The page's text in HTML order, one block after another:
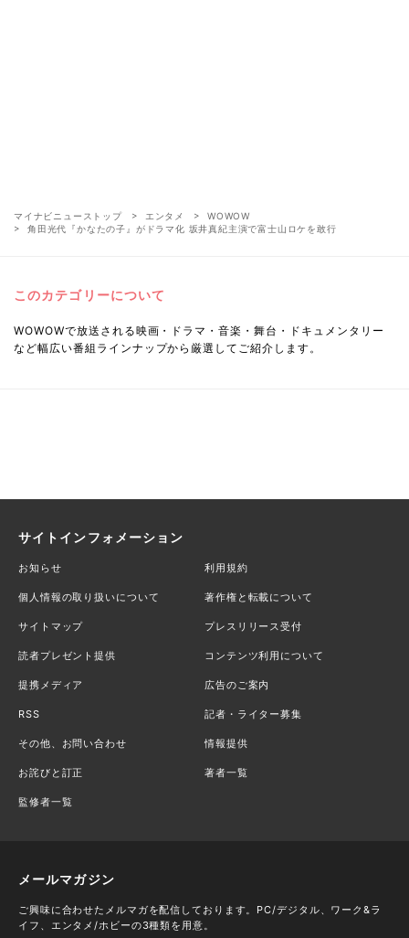
マイナビニューストップ エンタメ
WOWOW
角田光代『かなたの子』がドラマ化 坂井真紀主演で富士山ロケを敢行
このカテゴリーについて
WOWOWで放送される映画・ドラマ・音楽・舞台・ドキュメンタリー
など幅広い番組ラインナップから厳選してご紹介します。
サイトインフォメーション
お知らせ 利用規約
個人情報の取り扱いについて 著作権と転載について
サイトマップ プレスリリース受付
読者プレゼント提供 コンテンツ利用について
提携メディア 広告のご案内
RSS 記者・ライター募集
その他、お問い合わせ 情報提供
お詫びと訂正 著者一覧
監修者一覧
メールマガジン
ご興味に合わせたメルマガを配信しております。PC/デジタル、ワーク&ラ
イフ、エンタメ/ホビーの3種類を用意。